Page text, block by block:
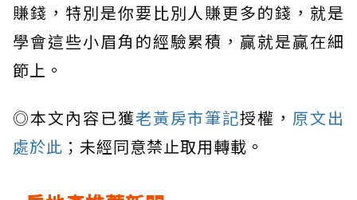
賺錢，特別是你要比別人賺更多的錢，就是
學會這些小眉角的經驗累積，贏就是贏在細
節上。
◎本文內容已獲老黃房市筆記授權， 原文出
處於此 ；未經同意禁止取用轉載。